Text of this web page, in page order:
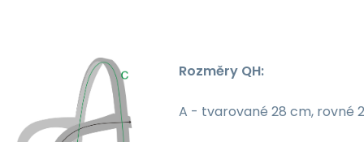
Rozměry QH:
A - tvarované 28 cm, rovné